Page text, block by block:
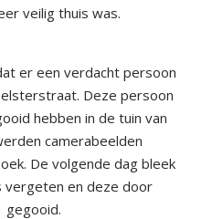
veilig thuis was.
er een verdacht persoon
Deze persoon
hebben in de tuin van
camerabeelden
De volgende dag bleek
vergeten en deze door
gegooid.